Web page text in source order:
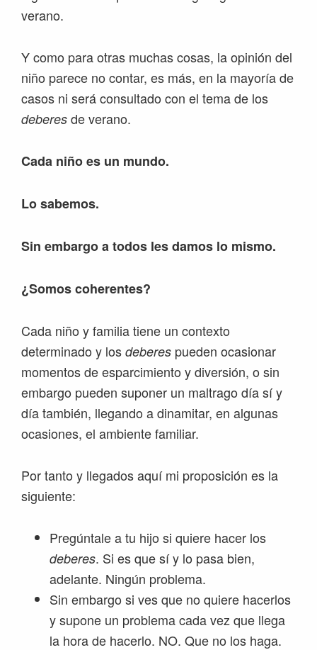
verano.
Y como para otras muchas cosas, la opinión del
niño parece no contar, es más, en la mayoría de
casos ni será consultado con el tema de los
deberes de verano.
Cada niño es un mundo.
Lo sabemos.
Sin embargo a todos les damos lo mismo.
¿Somos coherentes?
Cada niño y familia tiene un contexto
determinado y los deberes pueden ocasionar
momentos de esparcimiento y diversión, o sin
embargo pueden suponer un maltrago día sí y
día también, llegando a dinamitar, en algunas
ocasiones, el ambiente familiar.
Por tanto y llegados aquí mi proposición es la
siguiente:
Pregúntale a tu hijo si quiere hacer los
deberes. Si es que sí y lo pasa bien,
adelante. Ningún problema.
Sin embargo si ves que no quiere hacerlos
y supone un problema cada vez que llega
la hora de hacerlo. NO. Que no los haga.